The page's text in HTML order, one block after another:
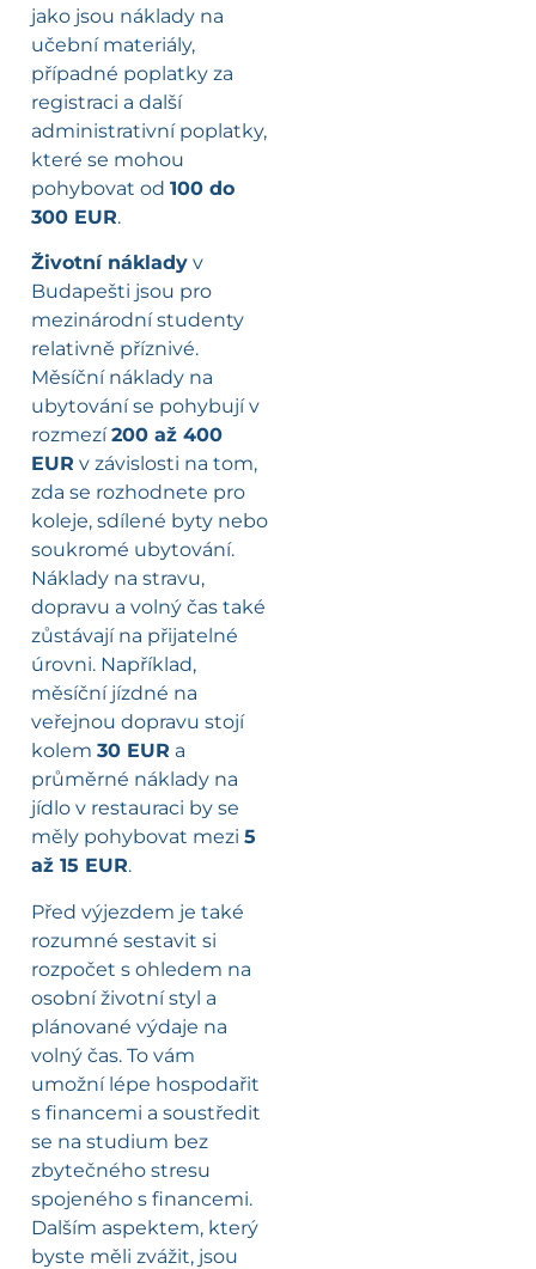
jako jsou náklady na
učební materiály,
případné poplatky za
registraci a další
administrativní poplatky,
které se mohou
pohybovat od 100 do
300 EUR.
Životní náklady v
Budapešti jsou pro
mezinárodní studenty
relativně příznivé.
Měsíční náklady na
ubytování se pohybují v
rozmezí200 až 400
EUR v závislosti na tom,
zda se rozhodnete pro
koleje, sdílené byty nebo
soukromé ubytování.
Náklady na stravu,
dopravu a volný čas také
zůstávají na přijatelné
úrovni. Například,
měsíční jízdné na
veřejnou dopravu stojí
kolem 30 EUR a
průměrné náklady na
jídlo v restauraci by se
měly pohybovat mezi 5
až 15 EUR.
Před výjezdem je také
rozumné sestavit si
rozpočet s ohledem na
osobní životní styl a
plánované výdaje na
volný čas. To vám
umožní lépe hospodařit
s financemi a soustředit
se na studium bez
zbytečného stresu
spojeného s financemi.
Dalším aspektem, který
byste měli zvážit, jsou